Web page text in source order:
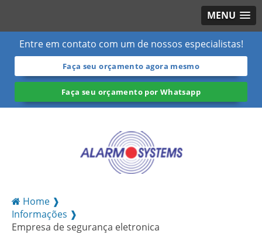
MENU
Entre em contato com um de nossos especialistas!
Faça seu orçamento agora mesmo
Faça seu orçamento por Whatsapp
Home ❱
Informações ❱
Empresa de segurança eletronica